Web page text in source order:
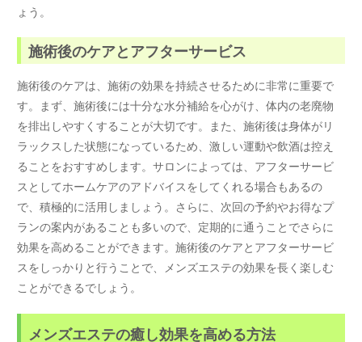
ょう。
施術後のケアとアフターサービス
施術後のケアは、施術の効果を持続させるために非常に重要で
す。まず、施術後には十分な水分補給を心がけ、体内の老廃物
を排出しやすくすることが大切です。また、施術後は身体がリ
ラックスした状態になっているため、激しい運動や飲酒は控え
ることをおすすめします。サロンによっては、アフターサービ
スとしてホームケアのアドバイスをしてくれる場合もあるの
で、積極的に活用しましょう。さらに、次回の予約やお得なプ
ランの案内があることも多いので、定期的に通うことでさらに
効果を高めることができます。施術後のケアとアフターサービ
スをしっかりと行うことで、メンズエステの効果を長く楽しむ
ことができるでしょう。
メンズエステの癒し効果を高める方法